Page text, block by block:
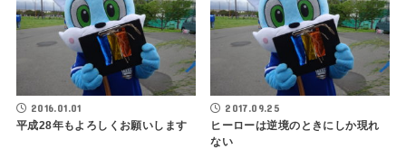
2016.01.01
平成28年もよろしくお願いします
2017.09.25
ヒーローは逆境のときにしか現れ
ない